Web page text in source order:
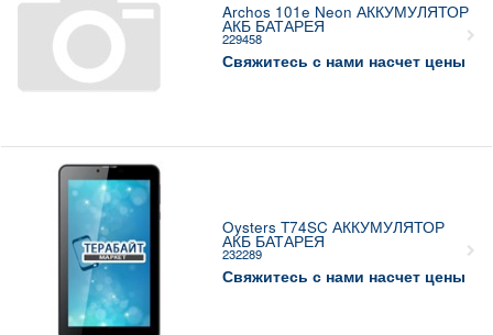
Archos 101e Neon АККУМУЛЯТОР
АКБ БАТАРЕЯ
229458
Свяжитесь с нами насчет цены
Oysters T74SC АККУМУЛЯТОР
АКБ БАТАРЕЯ
232289
Свяжитесь с нами насчет цены